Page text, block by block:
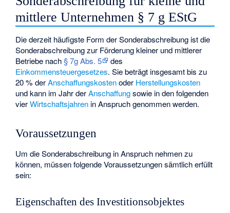
mittlere Unternehmen § 7 g EStG
Die derzeit häufigste Form der Sonderabschreibung ist die
Sonderabschreibung zur Förderung kleiner und mittlerer
Betriebe nach§ 7g Abs. 5
des
Einkommensteuergesetzes. Sie beträgt insgesamt bis zu
20 % derAnschaffungskostenoder Herstellungskosten
und kann im Jahr derAnschaffungsowie in den folgenden
vierWirtschaftsjahren in Anspruch genommen werden.
Voraussetzungen
Um die Sonderabschreibung in Anspruch nehmen zu
können, müssen folgende Voraussetzungen sämtlich erfüllt
sein:
Eigenschaften des Investitionsobjektes